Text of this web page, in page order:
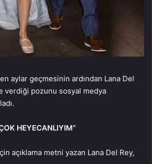
aylar geçmesinin ardından Lana Del
verdiği pozunu sosyal medya
HEYECANLIYIM”
açıklama metni yazan Lana Del Rey,